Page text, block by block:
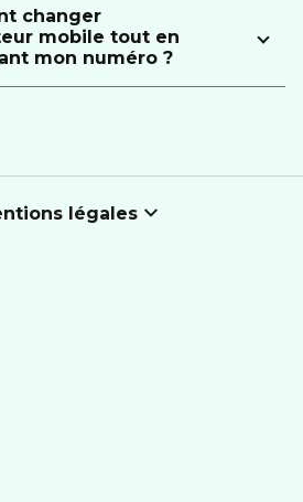
changer
mobile tout en
mon numéro ?
légales